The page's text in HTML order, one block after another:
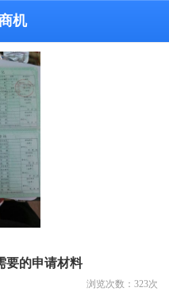
机
要的申请材料
浏览次数： 323次